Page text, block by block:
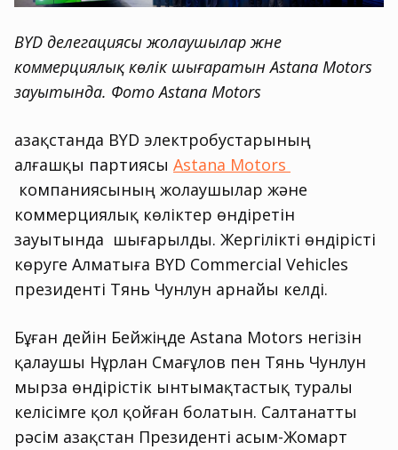
BYD делегациясы жолаушылар және
коммерциялық көлік шығаратын Astana Motors
зауытында. Фото Astana Motors
Қазақстанда BYD электробустарының
алғашқы партиясы Astana Motors
компаниясының жолаушылар және
коммерциялық көліктер өндіретін
зауытында шығарылды. Жергілікті өндірісті
көруге Алматыға BYD Commercial Vehicles
президенті Тянь Чунлун арнайы келді.
Бұған дейін Бейжіңде Astana Motors негізін
қалаушы Нұрлан Смағұлов пен Тянь Чунлун
мырза өндірістік ынтымақтастық туралы
келісімге қол қойған болатын. Салтанатты
рәсім Қазақстан Президенті Қасым-Жомарт